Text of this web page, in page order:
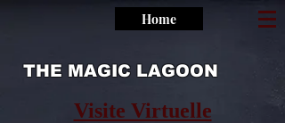
Home
THE MAGIC LAGOON
Visite Virtuelle